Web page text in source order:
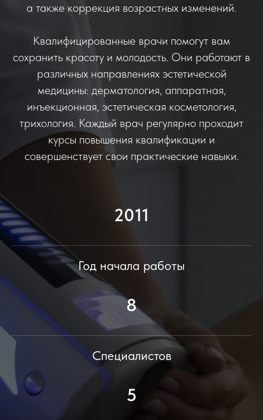
а также коррекция возрастных изменений.
Квалифицированные врачи помогут вам
сохранить красоту и молодость. Они работают в
различных направлениях эстетической
медицины: дерматология, аппаратная,
инъекционная, эстетическая косметология,
трихология. Каждый врач регулярно проходит
курсы повышения квалификации и
совершенствует свои практические навыки.
2011
Год начала работы
8
Специалистов
5